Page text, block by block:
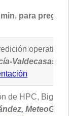
para
operativa
Valdecasas,
de HPC, Big